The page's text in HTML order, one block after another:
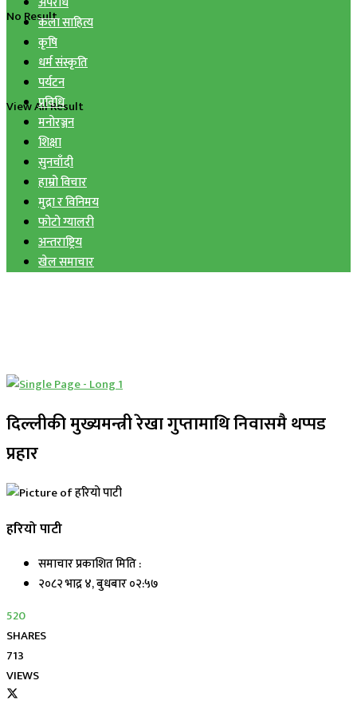
No Result
View All Result
कला साहित्य
कृषि
धर्म संस्कृति
पर्यटन
प्रविधि
मनोरञ्जन
शिक्षा
सुनचाँदी
हाम्रो विचार
मुद्रा र विनिमय
फोटो ग्यालरी
अन्तराष्ट्रिय
खेल समाचार
दिल्लीकी मुख्यमन्त्री रेखा गुप्तामाथि निवासमै थप्पड
प्रहार
हरियो पाटी
समाचार प्रकाशित मिति :
२०८२ भाद्र ४, बुधबार ०२:५७
520
SHARES
713
VIEWS